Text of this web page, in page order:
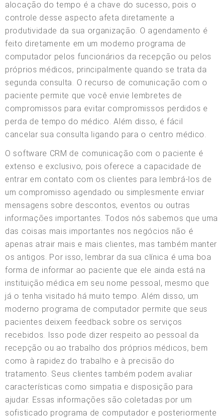
alocação do tempo é a chave do sucesso, pois o
controle desse aspecto afeta diretamente a
produtividade da sua organização. O agendamento é
feito diretamente em um moderno programa de
computador pelos funcionários da recepção ou pelos
próprios médicos, principalmente quando se trata da
segunda consulta. O recurso de comunicação com o
paciente permite que você envie lembretes de
compromissos para evitar compromissos perdidos e
perda de tempo do médico. Além disso, é fácil
cancelar sua consulta ligando para o centro médico.
O software CRM de comunicação com o paciente é
extenso e exclusivo, pois oferece a capacidade de
entrar em contato com os clientes para lembrá-los de
um compromisso agendado ou simplesmente enviar
mensagens sobre descontos, eventos ou outras
informações importantes. Todos nós sabemos que uma
das coisas mais importantes nos negócios não é
apenas atrair mais e mais clientes, mas também manter
os antigos. Por isso, lembrar da sua clínica é uma boa
forma de informar ao paciente que ele ainda está na
instituição médica em seu nome pessoal, mesmo que
já o tenha visitado há muito tempo. Além disso, um
moderno programa de computador permite que seus
pacientes deixem feedback sobre os serviços
recebidos. Isso pode dizer respeito ao pessoal da
recepção ou ao trabalho dos próprios médicos, bem
como à rapidez do trabalho e à precisão do
tratamento. Seus clientes também podem avaliar
características como simpatia e disposição para
ajudar. Essas informações são coletadas por um
sofisticado programa de computador e posteriormente